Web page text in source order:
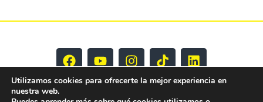
Utilizamos cookies para ofrecerte la mejor experiencia en
nuestra web.